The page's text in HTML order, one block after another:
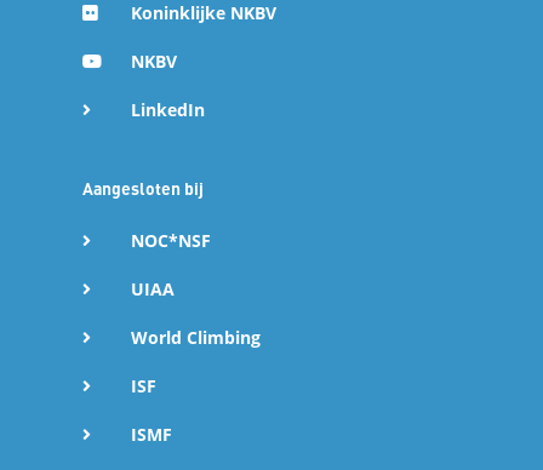
Koninklijke NKBV
NKBV
LinkedIn
Aangesloten bij
NOC*NSF
UIAA
World Climbing
ISF
ISMF